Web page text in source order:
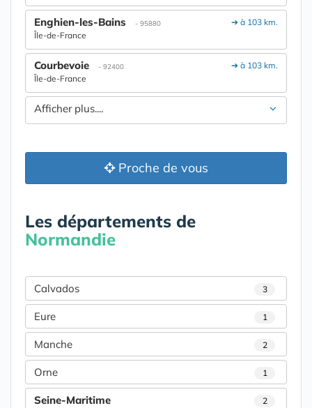
➔ à 103 km.
Enghien-les-Bains - 95880
Île-de-France
➔ à 103 km.
Courbevoie - 92400
Île-de-France
Afficher plus....
Proche de vous
Les départements de
Normandie
Calvados 3
Eure 1
Manche 2
Orne 1
Seine-Maritime 2